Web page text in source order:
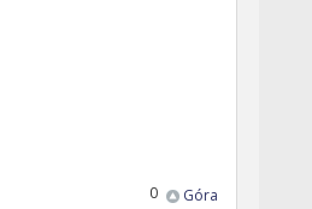
Góra
0